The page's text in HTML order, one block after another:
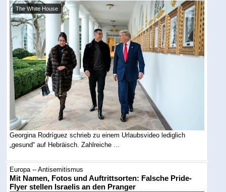
The White House
Georgina Rodríguez schrieb zu einem Urlaubsvideo lediglich
„gesund“ auf Hebräisch. Zahlreiche ...
Europa -- Antisemitismus
Mit Namen, Fotos und Auftrittsorten: Falsche Pride-
Flyer stellen Israelis an den Pranger